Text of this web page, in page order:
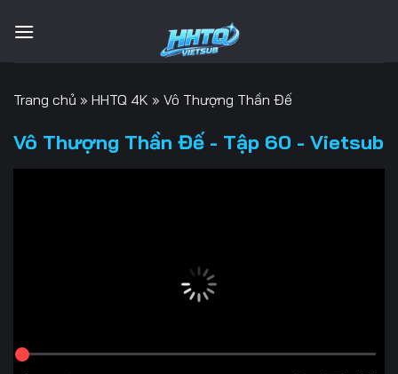
qua
Trang chủ » HHTQ 4K » Vô Thượng Thần Đế
Vô Thượng Thần Đế - Tập 60 - Vietsub